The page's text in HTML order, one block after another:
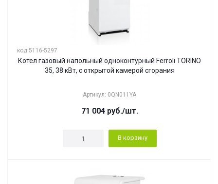
код 5116-5297
Котел газовый напольный одноконтурный Ferroli TORINO
35, 38 кВт, с открытой камерой сгорания
Артикул: 0QN011YA
71 004руб./шт.
В корзину